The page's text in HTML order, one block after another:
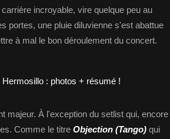
incroyable, vire quelque peu au
portes, une pluie diluvienne s'est abattue
à mal le bon déroulement du concert.
majeur. À l'exception du setlist qui, encore
Comme le titre Objection (Tango) qui